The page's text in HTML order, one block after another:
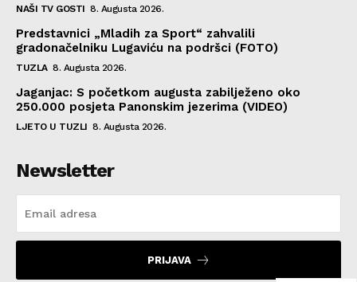
NAŠI TV GOSTI 8. Augusta 2026.
Predstavnici „Mladih za Sport“ zahvalili
gradonačelniku Lugaviću na podršci (FOTO)
TUZLA 8. Augusta 2026.
Jaganjac: S početkom augusta zabilježeno oko
250.000 posjeta Panonskim jezerima (VIDEO)
LJETO U TUZLI 8. Augusta 2026.
Newsletter
PRIJAVA